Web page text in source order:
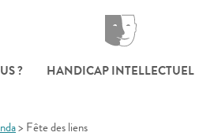
? HANDICAP INTELLECTUEL
> Fête des liens